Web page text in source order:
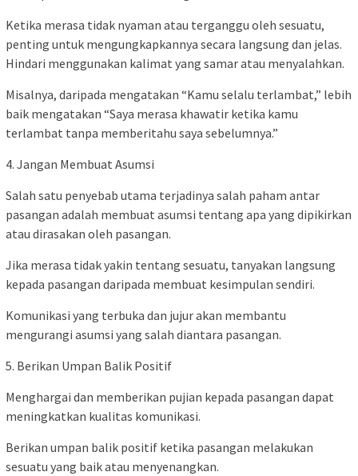
Ketika merasa tidak nyaman atau terganggu oleh sesuatu,
penting untuk mengungkapkannya secara langsung dan jelas.
Hindari menggunakan kalimat yang samar atau menyalahkan.
Misalnya, daripada mengatakan “Kamu selalu terlambat,” lebih
baik mengatakan “Saya merasa khawatir ketika kamu
terlambat tanpa memberitahu saya sebelumnya.”
4. Jangan Membuat Asumsi
Salah satu penyebab utama terjadinya salah paham antar
pasangan adalah membuat asumsi tentang apa yang dipikirkan
atau dirasakan oleh pasangan.
Jika merasa tidak yakin tentang sesuatu, tanyakan langsung
kepada pasangan daripada membuat kesimpulan sendiri.
Komunikasi yang terbuka dan jujur akan membantu
mengurangi asumsi yang salah diantara pasangan.
5. Berikan Umpan Balik Positif
Menghargai dan memberikan pujian kepada pasangan dapat
meningkatkan kualitas komunikasi.
Berikan umpan balik positif ketika pasangan melakukan
sesuatu yang baik atau menyenangkan.